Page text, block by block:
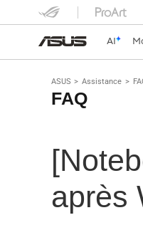
AI
ASUS Assistance
FAQ
après